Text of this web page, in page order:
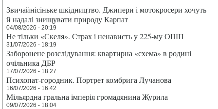
Звичайнісіньке шкідництво. Джипери і мотокросери хочуть
й надалі знищувати природу Карпат
04/08/2026 - 20:19
Не тільки «Скеля». Страх і ненависть у 225-му ОШП
31/07/2026 - 18:19
Заборонене розслідування: квартирна «схема» в родині
очільника ДБР
17/07/2026 - 18:27
Психопат-городник. Портрет комбрига Лучанова
16/07/2026 - 16:42
Мільярдна гральна імперія громадянина Журила
09/07/2026 - 18:04